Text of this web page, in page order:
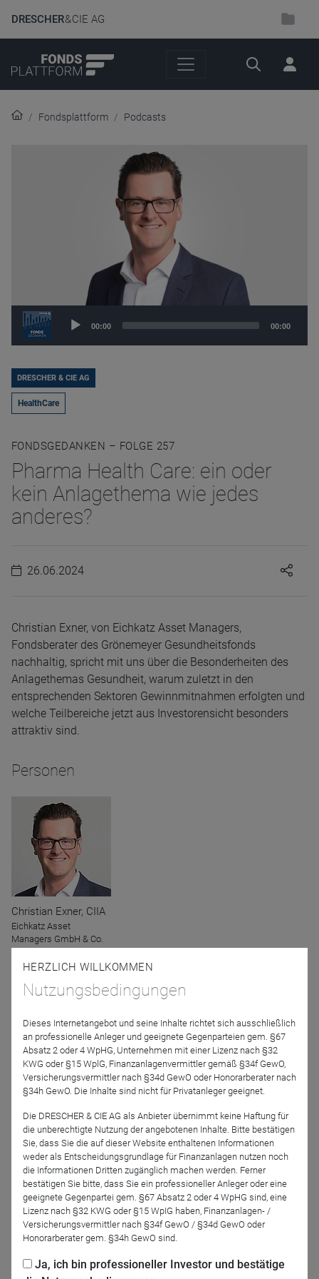
DRESCHER& CIE AG
Suche
Fondsplattform Podcasts
Audio
00:00 00:00
DRESCHER & CIE AG
HealthCare
FONDSGEDANKEN – FOLGE 257
Pharma Health Care: ein oder
kein Anlagethema wie jedes
anderes?
26.06.2024
Christian Exner, von Eichkatz Asset Managers,
Fondsberater des Grönemeyer Gesundheitsfonds
nachhaltig, spricht mit uns über die Besonderheiten des
Anlagethemas Gesundheit, warum zuletzt in den
entsprechenden Sektoren Gewinnmitnahmen erfolgten und
welche Teilbereiche jetzt aus Investorensicht besonders
attraktiv sind.
Personen
Christian Exner, CIIA
Eichkatz Asset
Managers GmbH & Co.
Moderator
Björn Drescher
DRESCHER & CIE AG
Podcast-Folge anhören
HERZLICH WILLKOMMEN
Nutzungsbedingungen
Dieses Internetangebot und seine Inhalte richtet sich ausschließlich
an professionelle Anleger und geeignete Gegenparteien gem. §67
Absatz 2 oder 4 WpHG, Unternehmen mit einer Lizenz nach §32
KWG oder §15 WplG, Finanzanlagenvermittler gemäß §34f GewO,
Versicherungsvermittler nach §34d GewO oder Honorarberater nach
§34h GewO. Die Inhalte sind nicht für Privatanleger geeignet.
Die DRESCHER & CIE AG als Anbieter übernimmt keine Haftung für
die unberechtigte Nutzung der angebotenen Inhalte. Bitte bestätigen
Sie, dass Sie die auf dieser Website enthaltenen Informationen
weder als Entscheidungsgrundlage für Finanzanlagen nutzen noch
die Informationen Dritten zugänglich machen werden. Ferner
bestätigen Sie bitte, dass Sie ein professioneller Anleger oder eine
geeignete Gegenpartei gem. §67 Absatz 2 oder 4 WpHG sind, eine
Lizenz nach §32 KWG oder §15 WpIG haben, Finanzanlagen- /
Versicherungsvermittler nach §34f GewO / §34d GewO oder
Honorarberater gem. §34h GewO sind.
Ja, ich bin professioneller Investor und bestätige